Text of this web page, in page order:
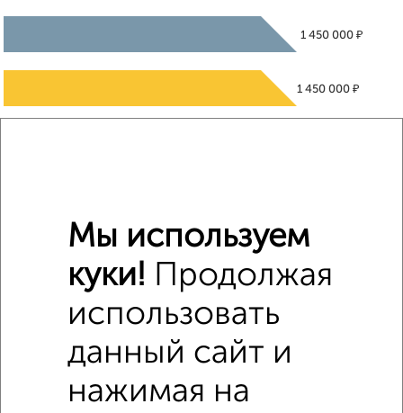
1 450 000 ₽
1 450 000 ₽
Похожие предложения рядом
Комнаты в 3-к квартире недалеко от Октябрьской
Революции 289
Мы используем
куки! Продолжая
использовать
данный сайт и
нажимая на